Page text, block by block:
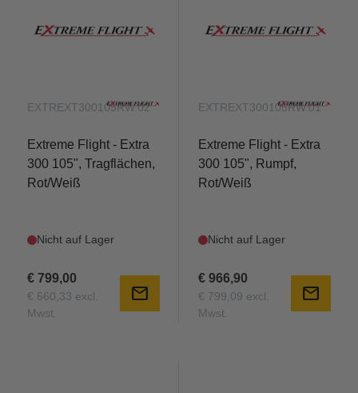
EXTREXT300105RW.02
Extreme Flight - Extra
300 105", Tragflächen,
Rot/Weiß
Nicht auf Lager
€ 799,00
€ 660,33 excl.
Mwst.
mail
EXTREXT300105RW.01
Extreme Flight - Extra
300 105", Rumpf,
Rot/Weiß
Nicht auf Lager
€ 966,90
€ 799,09 excl.
Mwst.
mail